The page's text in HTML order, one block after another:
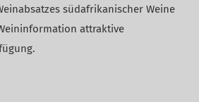
südafrikanischer Weine
attraktive